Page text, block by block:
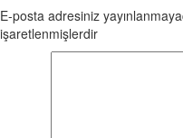
E-posta adresiniz
işaretlenmişlerdir